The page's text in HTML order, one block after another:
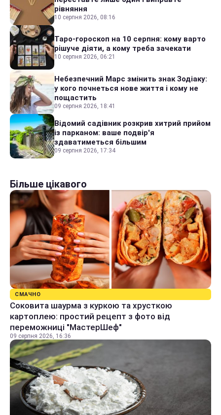
рівняння
10 серпня 2026, 08:16
Таро-гороскоп на 10 серпня: кому варто
рішуче діяти, а кому треба зачекати
10 серпня 2026, 06:21
Небезпечний Марс змінить знак Зодіаку:
у кого почнеться нове життя і кому не
пощастить
09 серпня 2026, 18:41
Відомий садівник розкрив хитрий прийом
із парканом: ваше подвір'я
здаватиметься більшим
09 серпня 2026, 17:34
Більше цікавого
СМАЧНО
Соковита шаурма з куркою та хрусткою
картоплею: простий рецепт з фото від
переможниці "МастерШеф"
09 серпня 2026, 16:36